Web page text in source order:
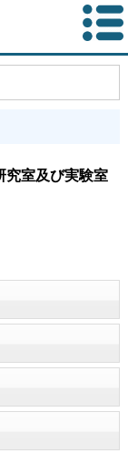
究室及び実験室